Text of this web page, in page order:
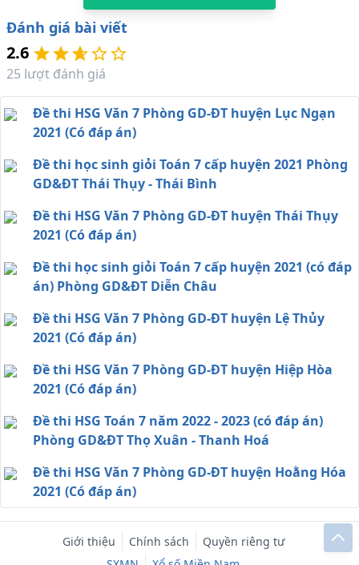
Đánh giá bài viết
2.6
25 lượt đánh giá
Đề thi HSG Văn 7 Phòng GD-ĐT huyện Lục Ngạn
2021 (Có đáp án)
Đề thi học sinh giỏi Toán 7 cấp huyện 2021 Phòng
GD&ĐT Thái Thụy - Thái Bình
Đề thi HSG Văn 7 Phòng GD-ĐT huyện Thái Thụy
2021 (Có đáp án)
Đề thi học sinh giỏi Toán 7 cấp huyện 2021 (có đáp
án) Phòng GD&ĐT Diễn Châu
Đề thi HSG Văn 7 Phòng GD-ĐT huyện Lệ Thủy
2021 (Có đáp án)
Đề thi HSG Văn 7 Phòng GD-ĐT huyện Hiệp Hòa
2021 (Có đáp án)
Đề thi HSG Toán 7 năm 2022 - 2023 (có đáp án)
Phòng GD&ĐT Thọ Xuân - Thanh Hoá
Đề thi HSG Văn 7 Phòng GD-ĐT huyện Hoằng Hóa
2021 (Có đáp án)
Giới thiệu Chính sách
Quyền riêng tư